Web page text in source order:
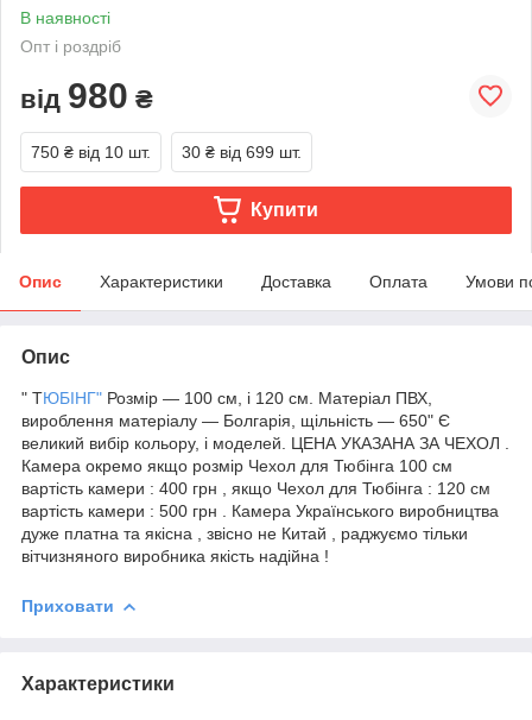
В наявності
Опт і роздріб
від 980 ₴
750 ₴ від 10 шт. 30 ₴ від 699 шт.
Купити
Опис Характеристики Доставка Оплата Умови
Опис
" ТЮБІНГ" Розмір — 100 см, і 120 см. Матеріал ПВХ,
вироблення матеріалу — Болгарія, щільність — 650" Є
великий вибір кольору, і моделей. ЦЕНА УКАЗАНА ЗА ЧЕХОЛ .
Камера окремо якщо розмір Чехол для Тюбінга 100 см
вартість камери : 400 грн , якщо Чехол для Тюбінга : 120 см
вартість камери : 500 грн . Камера Українського виробництва
дуже платна та якісна , звісно не Китай , раджуємо тільки
вітчизняного виробника якість надійна !
Приховати
Характеристики